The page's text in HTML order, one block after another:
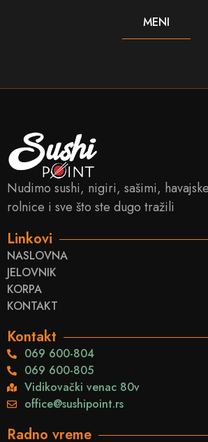
MENI
Nudimo sushi, nigiri, sašimi,
rolnice i sve što ste dugo tražili
Linkovi
NASLOVNA
JELOVNIK
KORPA
KONTAKT
Kontakt
069 600-804
069 600-805
Vidikovački venac 80v
office@sushipoint.rs
Radno vreme